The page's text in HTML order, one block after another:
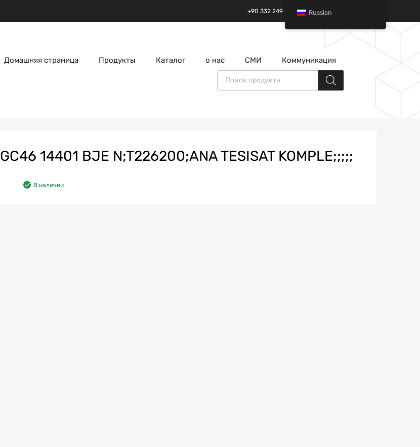
+90 332 249 49 01 | +90 532 685 32 42
Домашняя страница Продукты Каталог о нас СМИ Коммуникация
Поиск товаров
GC46 14401 BJE N;T226200;ANA TESISAT KOMPLE;;;;;
В наличии
Russian